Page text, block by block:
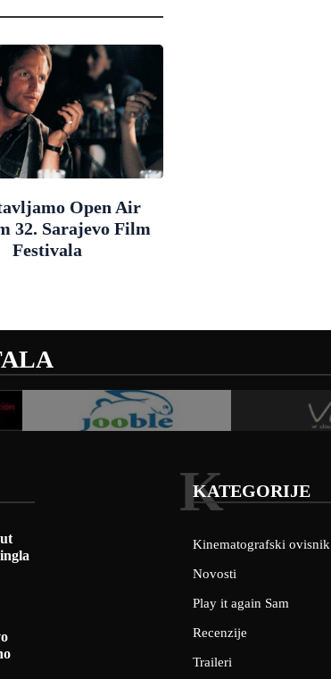
Open Air
32. Sarajevo Film
Festivala
KATEGORIJE
K
Kinematografski ovisnik
Novosti
Play it again Sam
Recenzije
Traileri